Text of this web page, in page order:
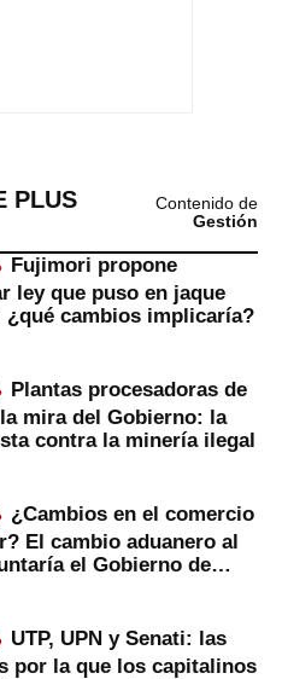
PLUS
Contenido de
Gestión
Fujimori propone
ley que puso en jaque
¿qué cambios implicaría?
Plantas procesadoras de
mira del Gobierno: la
contra la minería ilegal
¿Cambios en el comercio
El cambio aduanero al
el Gobierno de
UTP, UPN y Senati: las
por la que los capitalinos